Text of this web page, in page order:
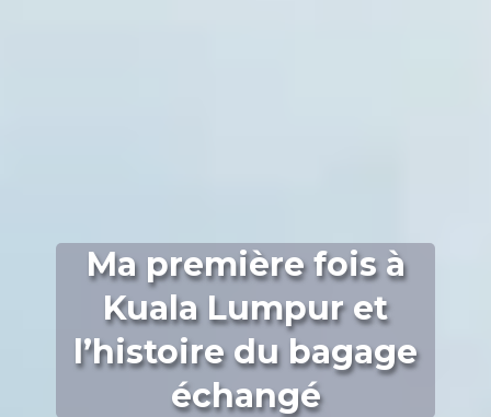
Ma première fois à
Kuala Lumpur et
l’histoire du bagage
échangé